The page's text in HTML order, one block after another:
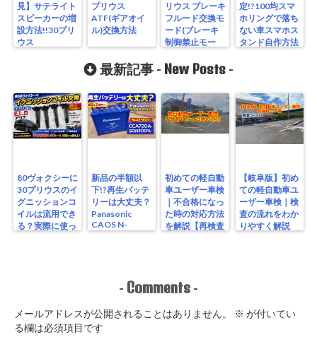
見】サテライト
スピーカーの増
設方法!!30プリ
ウス
プリウス
ATF(ギアオイ
ル)交換方法
リウス ブレーキ
フルード交換モ
ード(ブレーキ
制御禁止モー
定!?100均スマ
ホリングで落ち
ない車スマホス
タンド自作方法
最新記事 - New Posts -
80ヴォクシーに
30プリウスのイ
グニッションコ
イルは流用でき
る？実際に使っ
新品の半額以
下!?再生バッテ
リーは大丈夫？
Panasonic
CAOS N-
S115/A4を実測
初めての軽自動
車ユーザー車検
｜不合格になっ
た時の対応方法
を解説【再検査
【岐阜版】初め
ての軽自動車ユ
ーザー車検｜検
査の流れをわか
りやすく解説
- Comments -
メールアドレスが公開されることはありません。 ※ が付いてい
る欄は必須項目です